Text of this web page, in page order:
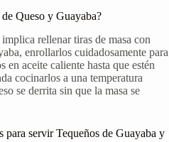
Queso y Guayaba?
rellenar tiras de masa con
enrollarlos cuidadosamente para
aceite caliente hasta que estén
cocinarlos a una temperatura
se derrita sin que la masa se
para servir Tequeños de Guayaba y